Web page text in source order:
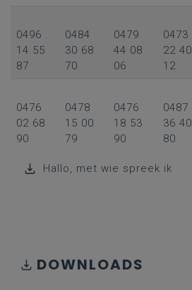
0496
14 55
87
0484
30 68
70
0479
44 08
06
0473
22 40
12
0476
02 68
90
0478
15 00
79
0476
18 53
90
0487
36 40
80
Hallo, met wie spreek ik
DOWNLOADS